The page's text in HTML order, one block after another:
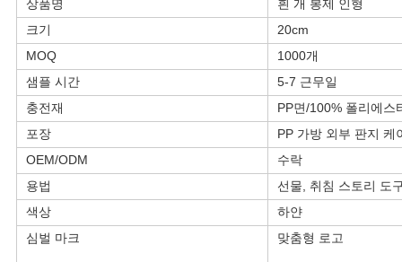
상품명
흰 개 봉제 인형
크기
20cm
MOQ
1000개
샘플 시간
5-7 근무일
충전재
PP면/100% 폴리에스
포장
PP 가방 외부 판지 케
OEM/ODM
수락
용법
선물, 취침 스토리 도
색상
하얀
심벌 마크
맞춤형 로고